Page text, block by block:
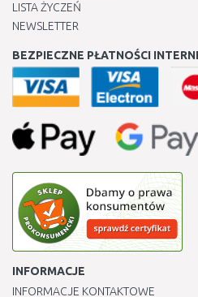
LISTA ŻYCZEŃ
NEWSLETTER
BEZPIECZNE PŁATNOŚCI
INFORMACJE
INFORMACJE KONTAKTOWE